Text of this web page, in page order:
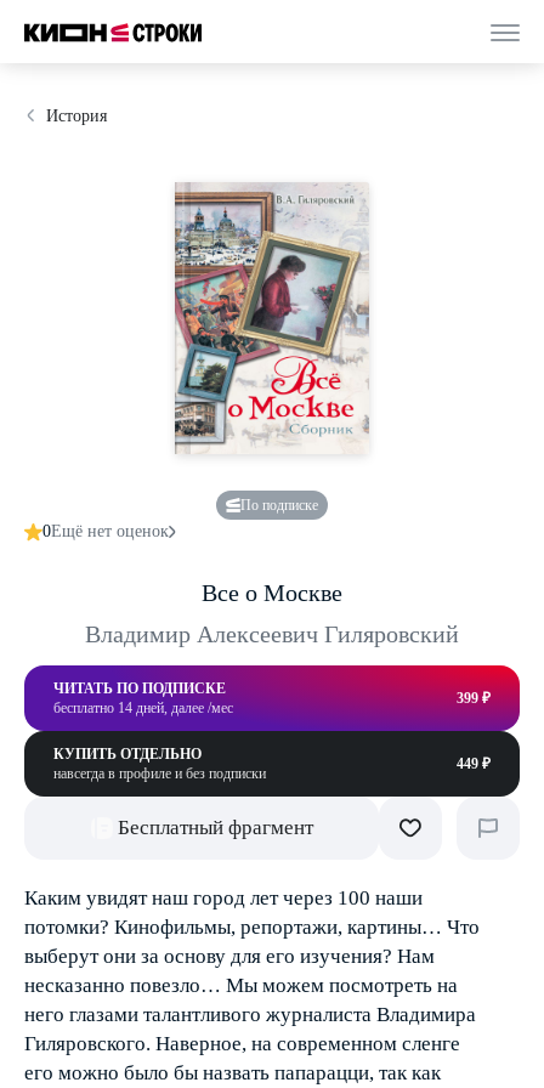
История
По подписке
0Ещё нет оценок
Все о Москве
Владимир Алексеевич Гиляровский
ЧИТАТЬ ПО ПОДПИСКЕ
бесплатно 14 дней, далее /мес
399 ₽
КУПИТЬ ОТДЕЛЬНО
навсегда в профиле и без подписки
449 ₽
Бесплатный фрагмент
Каким увидят наш город лет через 100 наши
потомки? Кинофильмы, репортажи, картины… Что
выберут они за основу для его изучения? Нам
несказанно повезло… Мы можем посмотреть на
него глазами талантливого журналиста Владимира
Гиляровского. Наверное, на современном сленге
его можно было бы назвать папарацци, так как